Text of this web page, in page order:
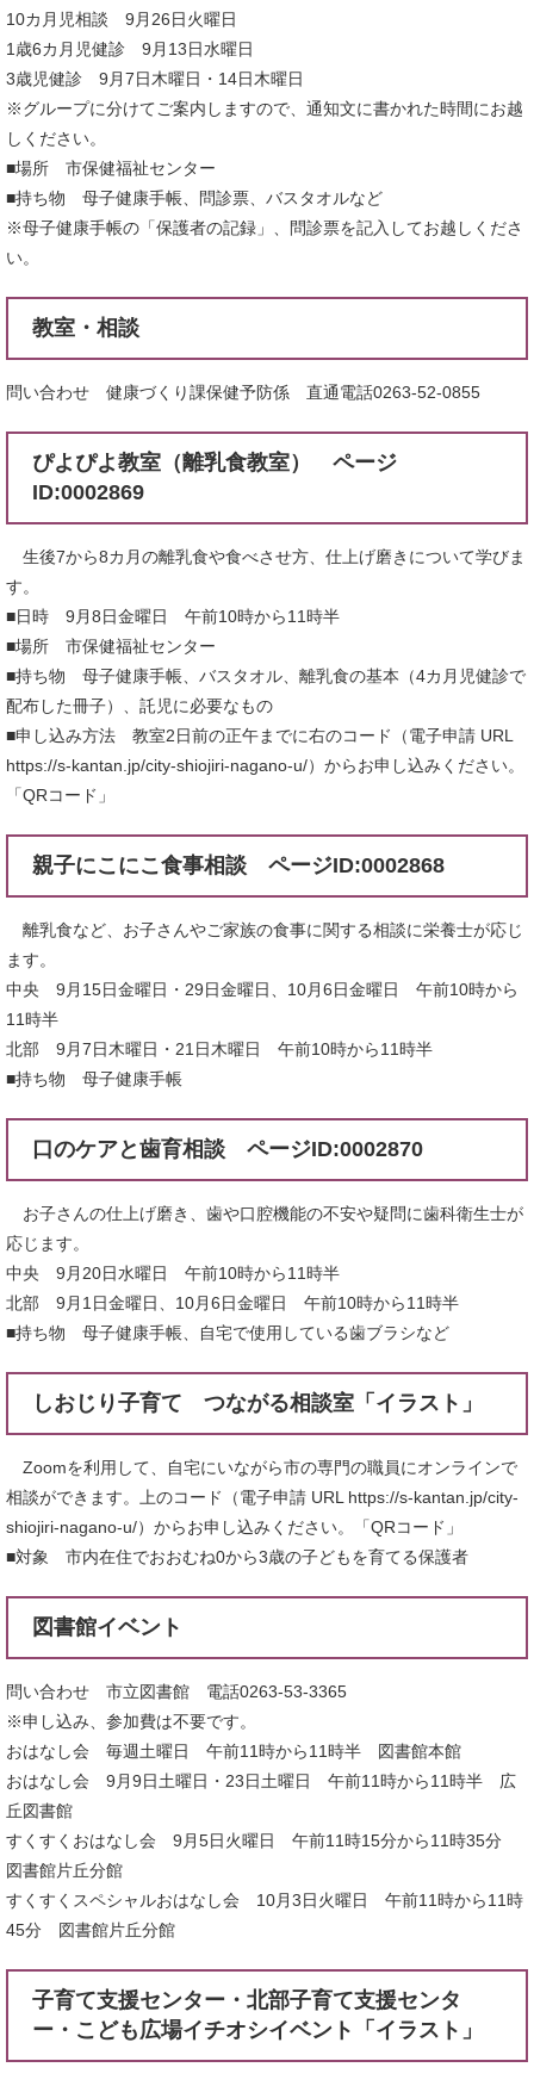
10カ月児相談 9月26日火曜日
1歳6カ月児健診 9月13日水曜日
3歳児健診 9月7日木曜日・14日木曜日
※グループに分けてご案内しますので、通知文に書かれた時間にお越
しください。
■場所 市保健福祉センター
■持ち物 母子健康手帳、問診票、バスタオルなど
※母子健康手帳の「保護者の記録」、問診票を記入してお越しくださ
い。
教室・相談
問い合わせ 健康づくり課保健予防係 直通電話0263-52-0855
ぴよぴよ教室（離乳食教室） ページ
ID:0002869
生後7から8カ月の離乳食や食べさせ方、仕上げ磨きについて学びま
す。
■日時 9月8日金曜日 午前10時から11時半
■場所 市保健福祉センター
■持ち物 母子健康手帳、バスタオル、離乳食の基本（4カ月児健診で
配布した冊子）、託児に必要なもの
■申し込み方法 教室2日前の正午までに右のコード（電子申請 URL
https://s-kantan.jp/city-shiojiri-nagano-u/）からお申し込みください。
「QRコード」
親子にこにこ食事相談 ページID:0002868
離乳食など、お子さんやご家族の食事に関する相談に栄養士が応じ
ます。
中央 9月15日金曜日・29日金曜日、10月6日金曜日 午前10時から
11時半
北部 9月7日木曜日・21日木曜日 午前10時から11時半
■持ち物 母子健康手帳
口のケアと歯育相談 ページID:0002870
お子さんの仕上げ磨き、歯や口腔機能の不安や疑問に歯科衛生士が
応じます。
中央 9月20日水曜日 午前10時から11時半
北部 9月1日金曜日、10月6日金曜日 午前10時から11時半
■持ち物 母子健康手帳、自宅で使用している歯ブラシなど
しおじり子育て つながる相談室「イラスト」
Zoomを利用して、自宅にいながら市の専門の職員にオンラインで
相談ができます。上のコード（電子申請 URL https://s-kantan.jp/city-
shiojiri-nagano-u/）からお申し込みください。「QRコード」
■対象 市内在住でおおむね0から3歳の子どもを育てる保護者
図書館イベント
問い合わせ 市立図書館 電話0263-53-3365
※申し込み、参加費は不要です。
おはなし会 毎週土曜日 午前11時から11時半 図書館本館
おはなし会 9月9日土曜日・23日土曜日 午前11時から11時半 広
丘図書館
すくすくおはなし会 9月5日火曜日 午前11時15分から11時35分
図書館片丘分館
すくすくスペシャルおはなし会 10月3日火曜日 午前11時から11時
45分 図書館片丘分館
子育て支援センター・北部子育て支援センタ
ー・こども広場イチオシイベント「イラスト」